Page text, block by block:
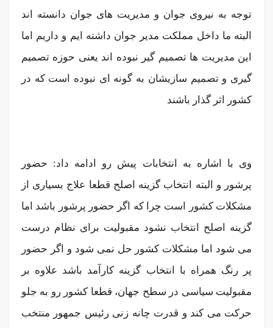
توجه به نیروی جوان و مدیریت های جوان دانسته اند
البته ما داخل مملکت مدیر جوان داشته ایم و داریم اما
این مدیریت ها تصمیم گیر نبوده اند یعنی حوزه تصمیم
گیری و تصمیم سازیشان به گونه ای نبوده است که در
کشور اثر گذار باشند
وی با اشاره به انتخابات پیش رو ادامه داد: حضور
پرشور و البته انتخاب گزینه اصلح قطعا علاج بسیاری از
مشکلات کشور است چرا که اگر حضور پرشور باشد اما
گزینه اصلح انتخاب نشود مقبولیت برای نظام درست
می شود اما مشکلات کشور حل نمی شود و اگر حضور
پر رنگ همراه با انتخاب گزینه کارآمد باشد علاوه بر
مقبولیت سیاسی در سطح جهان، قطعا کشور رو به جلو
حرکت می کند و قدرت چانه زنی رئیس جمهور منتخب